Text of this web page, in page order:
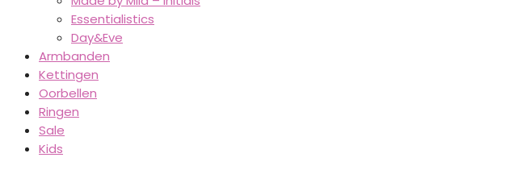
Essentialistics
Day&Eve
Armbanden
Kettingen
Oorbellen
Ringen
Sale
Kids